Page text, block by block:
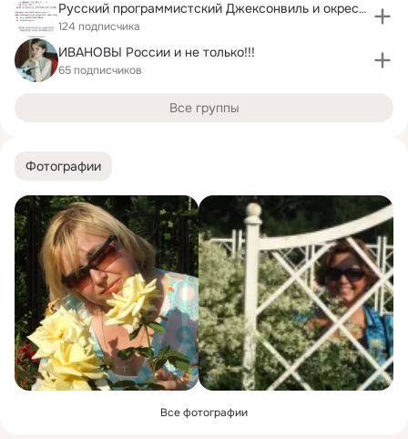
Фотографии
Все фотографии
Русский программистский Джексонвиль и окрестности
124 подписчика
ИВАНОВЫ России и не только!!!
65 подписчиков
Все группы